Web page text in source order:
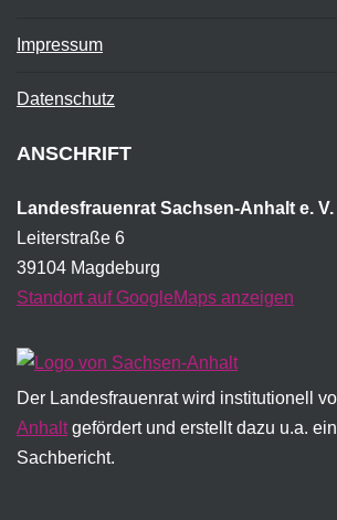
Impressum
Datenschutz
ANSCHRIFT
Landesfrauenrat Sachsen-Anhalt e. V.
Leiterstraße 6
39104 Magdeburg
Standort auf GoogleMaps anzeigen
Der Landesfrauenrat wird institutionell
Anhaltgefördert und erstellt dazu u.a.
Sachbericht.